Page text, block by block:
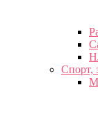
Спорт,